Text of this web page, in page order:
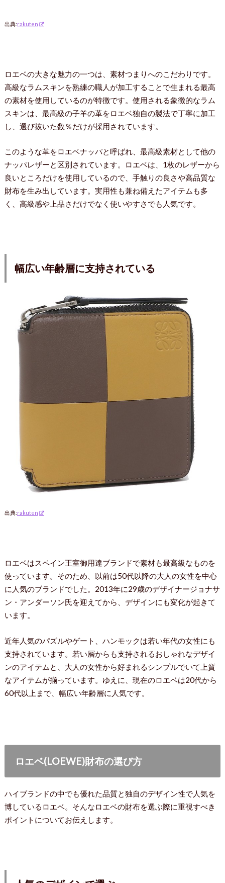
出典:rakuten
ロエベの大きな魅力の一つは、素材つまりへのこだわりです。
高級なラムスキンを熟練の職人が加工することで生まれる最高
の素材を使用しているのが特徴です。使用される象徴的なラム
スキンは、最高級の子羊の革をロエベ独自の製法で丁寧に加工
し、選び抜いた数％だけが採用されています。
このような革をロエベナッパと呼ばれ、最高級素材として他の
ナッパレザーと区別されています。ロエベは、1枚のレザーから
良いところだけを使用しているので、手触りの良さや高品質な
財布を生み出しています。実用性も兼ね備えたアイテムも多
く、高級感や上品さだけでなく使いやすさでも人気です。
幅広い年齢層に支持されている
出典:rakuten
ロエベはスペイン王室御用達ブランドで素材も最高級なものを
使っています。そのため、以前は50代以降の大人の女性を中心
に人気のブランドでした。2013年に29歳のデザイナージョナサ
ン・アンダーソン氏を迎えてから、デザインにも変化が起きて
います。
近年人気のパズルやゲート、ハンモックは若い年代の女性にも
支持されています。若い層からも支持されるおしゃれなデザイ
ンのアイテムと、大人の女性から好まれるシンプルでいて上質
なアイテムが揃っています。ゆえに、現在のロエベは20代から
60代以上まで、幅広い年齢層に人気です。
ロエベ(LOEWE)財布の選び方
ハイブランドの中でも優れた品質と独自のデザイン性で人気を
博しているロエベ。そんなロエベの財布を選ぶ際に重視すべき
ポイントについてお伝えします。